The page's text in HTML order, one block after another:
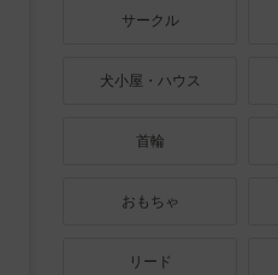
サークル
犬小屋・ハウス
首輪
おもちゃ
リード